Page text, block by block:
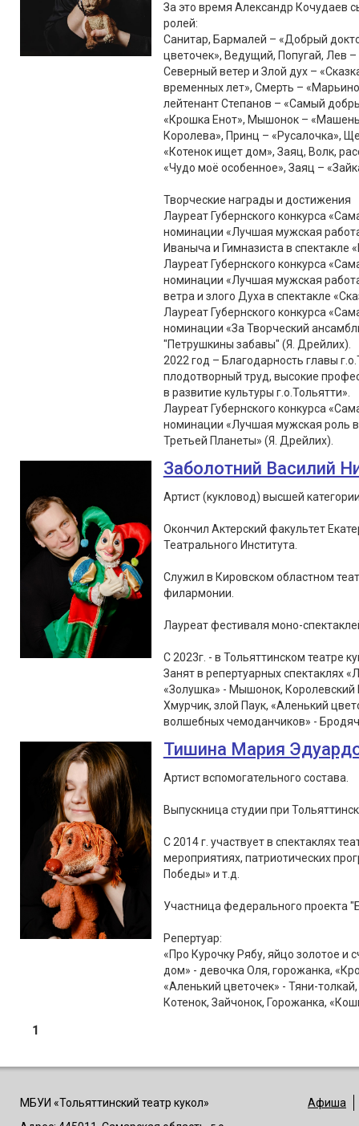
За это время Александр Кочудаев
ролей:
Санитар, Бармалей – «Добрый
цветочек», Ведущий, Попугай, Лев
Северный ветер и Злой дух –
временных лет», Смерть –
лейтенант Степанов – «Самый
«Крошка Енот», Мышонок –
Королева», Принц – «Русалочка»,
«Котенок ищет дом», Заяц, Волк,
«Чудо моё особенное», Заяц –
Творческие награды и достижения
Лауреат Губернского конкурса
номинации «Лучшая мужская
Иваныча и Гимназиста в спектакле
Лауреат Губернского конкурса
номинации «Лучшая мужская
ветра и злого Духа в спектакле
Лауреат Губернского конкурса
номинации «За Творческий
"Петрушкины забавы" (Я. Дрейлих).
2022 год – Благодарность главы
плодотворный труд, высокие
в развитие культуры г.о.Тольятти».
Лауреат Губернского конкурса
номинации «Лучшая мужская роль в
Третьей Планеты» (Я. Дрейлих).
Заболотний Василий
Артист (кукловод) высшей
Окончил Актерский факультет
Театрального Института.
Служил в Кировском областном
филармонии.
Лауреат фестиваля моно-
С 2023г. - в Тольяттинском театре
Занят в репертуарных спектаклях
«Золушка» - Мышонок,
Хмурчик, злой Паук, «Аленький
волшебных чемоданчиков» -
Тишина Мария
Артист вспомогательного состава.
Выпускница студии при
С 2014 г. участвует в спектаклях
мероприятиях, патриотических
Победы» и т.д.
Участница федерального проекта
Репертуар:
«Про Курочку Рябу, яйцо золотое и
дом» - девочка Оля, горожанка,
«Аленький цветочек» - Тяни-
Котенок, Зайчонок, Горожанка,
1
МБУИ «Тольяттинский театр кукол»
Афиша